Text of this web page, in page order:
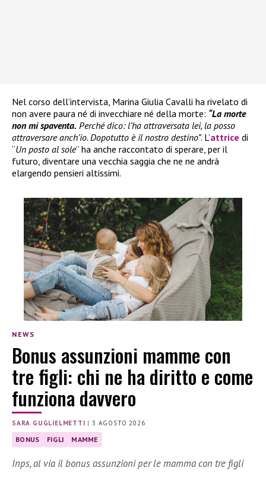
Nel corso dell’intervista, Marina Giulia Cavalli ha rivelato di
non avere paura né di invecchiare né della morte: “La morte
non mi spaventa. Perché dico: l’ha attraversata lei, la posso
attraversare anch’io. Dopotutto è il nostro destino”. L’attrice di
“Un posto al sole” ha anche raccontato di sperare, per il
futuro, diventare una vecchia saggia che ne ne andrà
elargendo pensieri altissimi.
NEWS
Bonus assunzioni mamme con
tre figli: chi ne ha diritto e come
funziona davvero
SARA GUGLIELMETTI |3 AGOSTO 2026
BONUS FIGLI MAMME
Inps, al via il bonus assunzioni per le mamma con tre figli